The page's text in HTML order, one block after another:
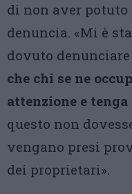
di non aver
denuncia. «Mi è
dovuto
che chi se ne
attenzione e
questo non
vengano presi
dei proprietari».